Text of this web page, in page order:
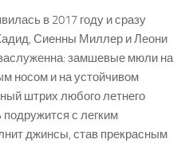
в 2017 году и сразу
Сиенны Миллер и Леони
замшевые мюли на
носом и на устойчивом
штрих любого летнего
с легким
джинсы, став прекрасным